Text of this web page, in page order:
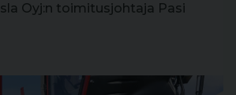
Oyj:n toimitusjohtaja Pasi